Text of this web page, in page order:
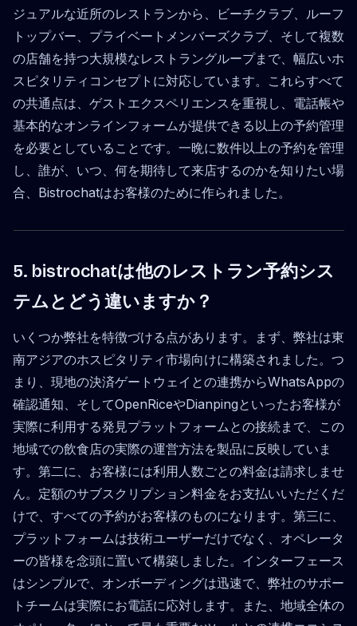
ジュアルな近所のレストランから、ビーチクラブ、ルーフ
トップバー、プライベートメンバーズクラブ、そして複数
の店舗を持つ大規模なレストラングループまで、幅広いホ
スピタリティコンセプトに対応しています。これらすべて
の共通点は、ゲストエクスペリエンスを重視し、電話帳や
基本的なオンラインフォームが提供できる以上の予約管理
を必要としていることです。一晩に数件以上の予約を管理
し、誰が、いつ、何を期待して来店するのかを知りたい場
合、Bistrochatはお客様のために作られました。
5. bistrochatは他のレストラン予約シス
テムとどう違いますか？
いくつか弊社を特徴づける点があります。まず、弊社は東
南アジアのホスピタリティ市場向けに構築されました。つ
まり、現地の決済ゲートウェイとの連携からWhatsAppの
確認通知、そしてOpenRiceやDianpingといったお客様が
実際に利用する発見プラットフォームとの接続まで、この
地域での飲食店の実際の運営方法を製品に反映していま
す。第二に、お客様には利用人数ごとの料金は請求しませ
ん。定額のサブスクリプション料金をお支払いいただくだ
けで、すべての予約がお客様のものになります。第三に、
プラットフォームは技術ユーザーだけでなく、オペレータ
ーの皆様を念頭に置いて構築しました。インターフェース
はシンプルで、オンボーディングは迅速で、弊社のサポー
トチームは実際にお電話に応対します。また、地域全体の